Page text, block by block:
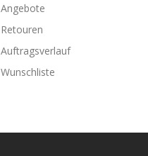
Angebote
Retouren
Auftragsverlauf
Wunschliste